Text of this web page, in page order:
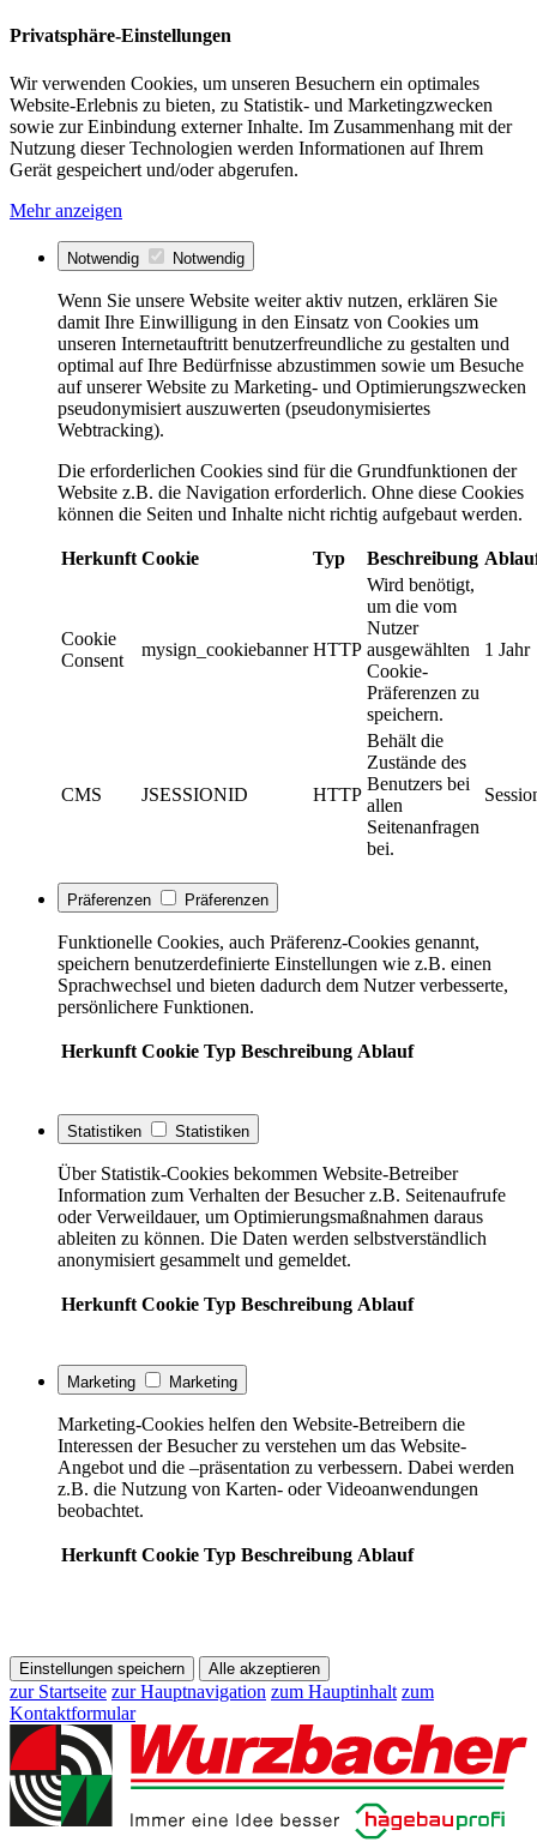
Privatsphäre-Einstellungen
Wir verwenden Cookies, um unseren Besuchern ein optimales
Website-Erlebnis zu bieten, zu Statistik- und Marketingzwecken
sowie zur Einbindung externer Inhalte. Im Zusammenhang mit der
Nutzung dieser Technologien werden Informationen auf Ihrem
Gerät gespeichert und/oder abgerufen.
Mehr anzeigen
Notwendig Notwendig
Wenn Sie unsere Website weiter aktiv nutzen, erklären Sie
damit Ihre Einwilligung in den Einsatz von Cookies um
unseren Internetauftritt benutzerfreundliche zu gestalten und
optimal auf Ihre Bedürfnisse abzustimmen sowie um Besuche
auf unserer Website zu Marketing- und Optimierungszwecken
pseudonymisiert auszuwerten (pseudonymisiertes
Webtracking).
Die erforderlichen Cookies sind für die Grundfunktionen der
Website z.B. die Navigation erforderlich. Ohne diese Cookies
können die Seiten und Inhalte nicht richtig aufgebaut werden.
Herkunft Cookie Typ Beschreibung
Cookie
Consent
mysign_cookiebanner HTTP
Wird benötigt,
um die vom
Nutzer
ausgewählten
Cookie-
Präferenzen zu
speichern.
1 Jahr
CMS JSESSIONID HTTP
Behält die
Zustände des
Benutzers bei
allen
Seitenanfragen
bei.
Präferenzen Präferenzen
Funktionelle Cookies, auch Präferenz-Cookies genannt,
speichern benutzerdefinierte Einstellungen wie z.B. einen
Sprachwechsel und bieten dadurch dem Nutzer verbesserte,
persönlichere Funktionen.
Herkunft Cookie Typ Beschreibung Ablauf
Statistiken Statistiken
Über Statistik-Cookies bekommen Website-Betreiber
Information zum Verhalten der Besucher z.B. Seitenaufrufe
oder Verweildauer, um Optimierungsmaßnahmen daraus
ableiten zu können. Die Daten werden selbstverständlich
anonymisiert gesammelt und gemeldet.
Herkunft Cookie Typ Beschreibung Ablauf
Marketing Marketing
Marketing-Cookies helfen den Website-Betreibern die
Interessen der Besucher zu verstehen um das Website-
Angebot und die –präsentation zu verbessern. Dabei werden
z.B. die Nutzung von Karten- oder Videoanwendungen
beobachtet.
Herkunft Cookie Typ Beschreibung Ablauf
Einstellungen speichern Alle akzeptieren
zur Startseite zur Hauptnavigation zum Hauptinhalt zum
Kontaktformular